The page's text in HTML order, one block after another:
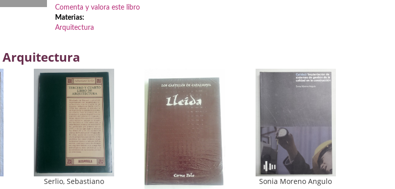
Comenta y valora este libro
Materias:
Arquitectura
Arquitectura
Serlio, Sebastiano Sonia Moreno Angulo